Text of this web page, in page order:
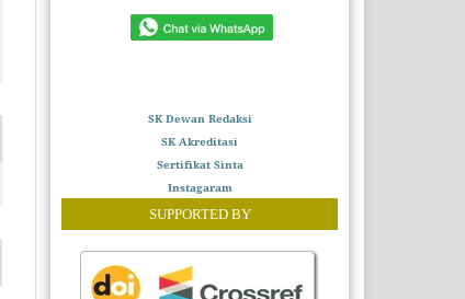
SK Dewan Redaksi
SK Akreditasi
Sertifikat Sinta
Instagaram
SUPPORTED BY